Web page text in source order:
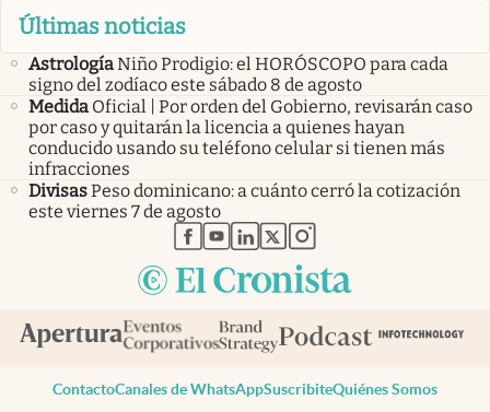
Últimas noticias
AstrologíaNiño Prodigio: el HORÓSCOPO para cada
signo del zodíaco este sábado 8 de agosto
Medida Oficial | Por orden del Gobierno, revisarán caso
por caso y quitarán la licencia a quienes hayan
conducido usando su teléfono celular si tienen más
infracciones
DivisasPeso dominicano: a cuánto cerró la cotización
este viernes 7 de agosto
abre en nueva pestaña
abre en nueva pestaña
abre en nueva pestaña
abre en nueva pestaña
abre en nueva pestaña
ContactoCanales de WhatsAppSuscribiteQuiénes Somos